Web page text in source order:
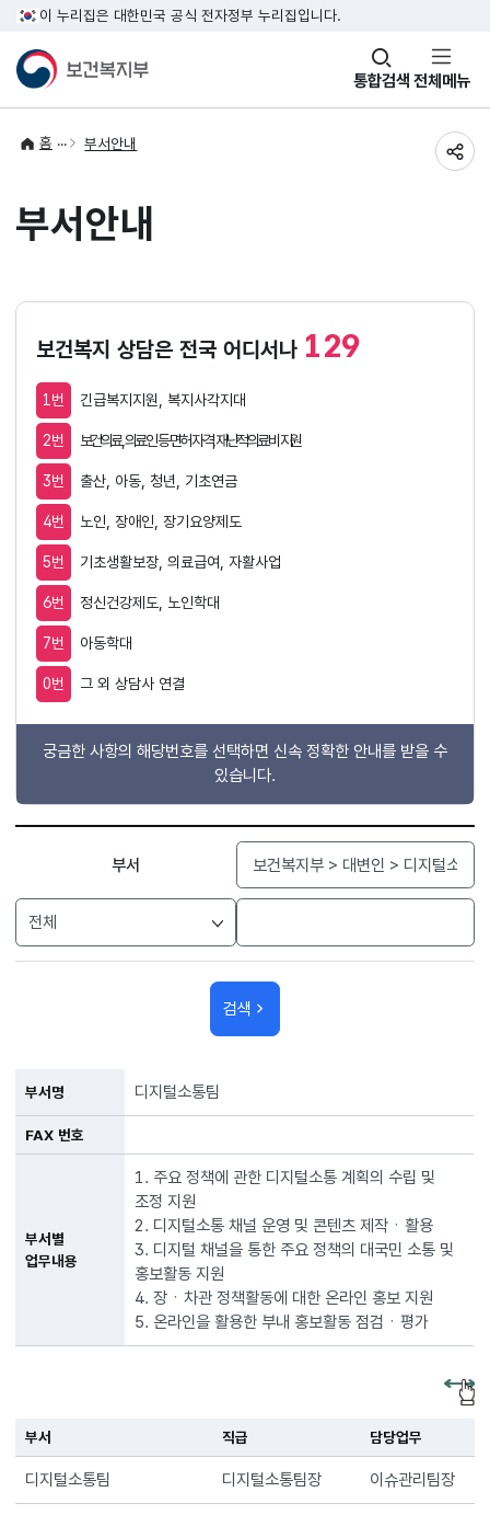
이 누리집은 대한민국 공식 전자정부 누리집입니다.
통합검색
창
열기 전체메뉴
홈 부서안내
부서안내
보건복지 상담은 전국 어디서나 129
1번 긴급복지지원, 복지사각지대
2번 보건의료, 의료인 등 면허 자격, 재난적의료비 지원
3번 출산, 아동, 청년, 기초연금
4번 노인, 장애인, 장기요양제도
5번 기초생활보장, 의료급여, 자활사업
6번 정신건강제도, 노인학대
7번 아동학대
0번 그 외 상담사 연결
궁금한 사항의 해당번호를 선택하면 신속 정확한 안내를 받을 수
있습니다.
부서
검색
부서명 디지털소통팀
FAX 번호
부서별
업무내용
1. 주요 정책에 관한 디지털소통 계획의 수립 및
조정 지원
2. 디지털소통 채널 운영 및 콘텐츠 제작ㆍ활용
3. 디지털 채널을 통한 주요 정책의 대국민 소통 및
홍보활동 지원
4. 장ㆍ차관 정책활동에 대한 온라인 홍보 지원
5. 온라인을 활용한 부내 홍보활동 점검ㆍ평가
부서 직급 담당업무
디지털소통팀 디지털소통팀장 이슈관리팀장